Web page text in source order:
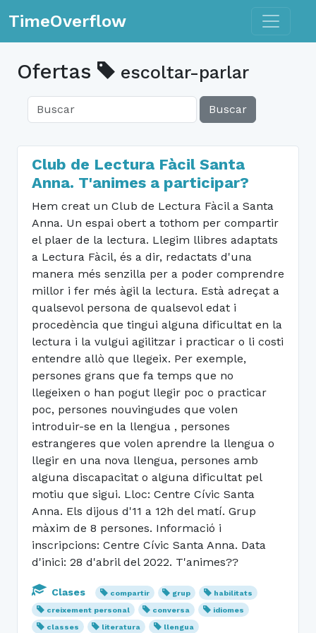
TimeOverflow Toggle
Ofertas escoltar-parlar
Buscar
Club de Lectura Fàcil Santa
Anna. T'animes a participar?
Hem creat un Club de Lectura Fàcil a Santa
Anna. Un espai obert a tothom per compartir
el plaer de la lectura. Llegim llibres adaptats
a Lectura Fàcil, és a dir, redactats d'una
manera més senzilla per a poder comprendre
millor i fer més àgil la lectura. Està adreçat a
qualsevol persona de qualsevol edat i
procedència que tingui alguna dificultat en la
lectura i la vulgui agilitzar i practicar o li costi
entendre allò que llegeix. Per exemple,
persones grans que fa temps que no
llegeixen o han pogut llegir poc o practicar
poc, persones nouvingudes que volen
introduir-se en la llengua , persones
estrangeres que volen aprendre la llengua o
llegir en una nova llengua, persones amb
alguna discapacitat o alguna dificultat pel
motiu que sigui. Lloc: Centre Cívic Santa
Anna. Els dijous d'11 a 12h del matí. Grup
màxim de 8 persones. Informació i
inscripcions: Centre Cívic Santa Anna. Data
d'inici: 28 d'abril del 2022. T'animes??
Clases compartir grup
habilitats
creixement personal
conversa
idiomes
classes
literatura llengua